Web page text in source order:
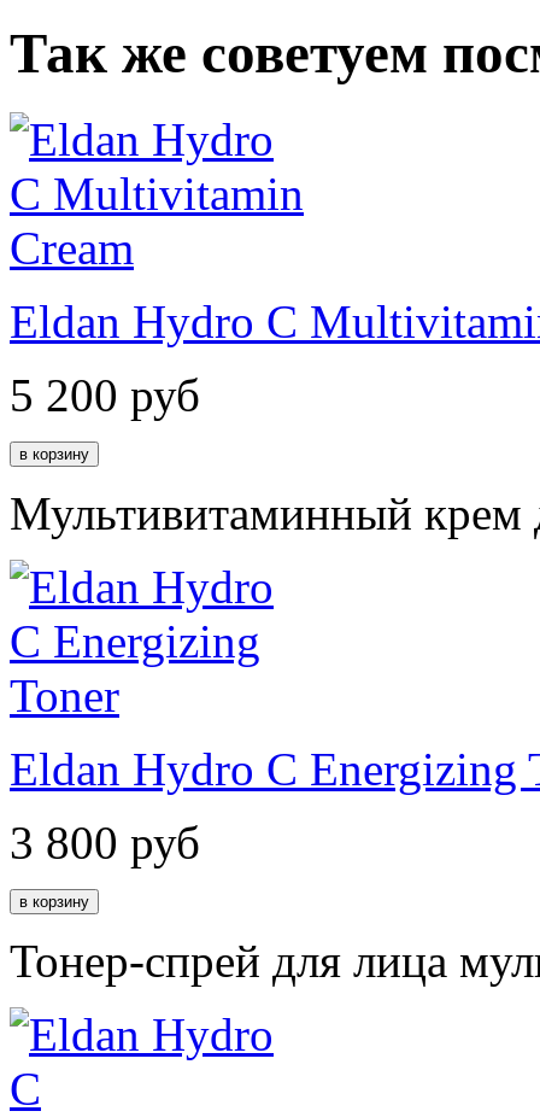
Так же советуем
Eldan Hydro C
5 200 руб
Мультивитаминный крем
Eldan Hydro C Energizing
3 800 руб
Тонер-спрей для лица